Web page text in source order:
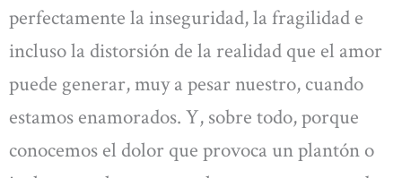
perfectamente la inseguridad, la fragilidad e
incluso la distorsión de la realidad que el amor
puede generar, muy a pesar nuestro, cuando
estamos enamorados. Y, sobre todo, porque
conocemos el dolor que provoca un plantón o